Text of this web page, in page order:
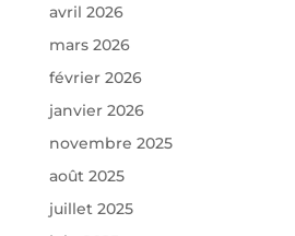
avril 2026
mars 2026
février 2026
janvier 2026
novembre 2025
août 2025
juillet 2025